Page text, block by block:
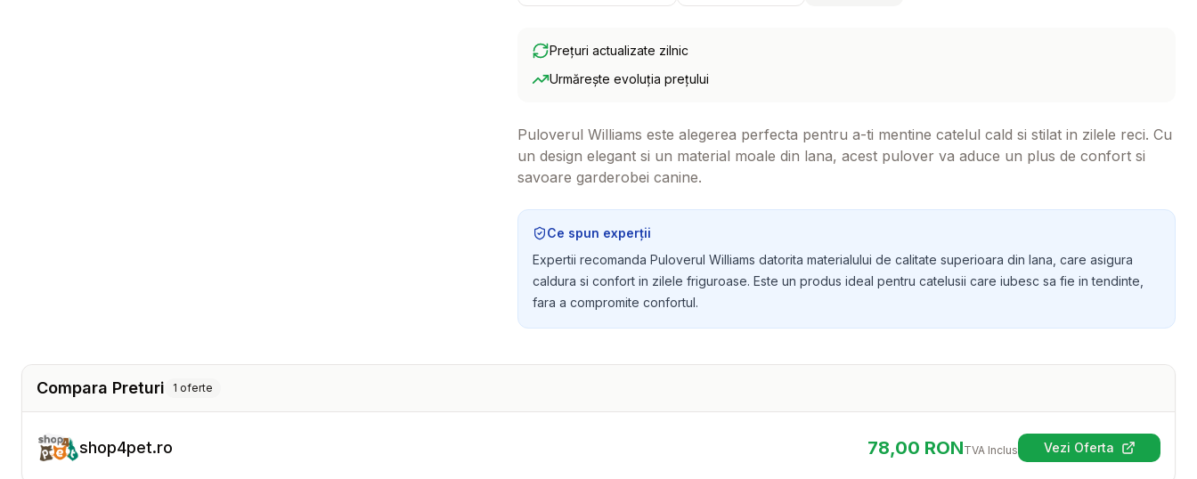
Prețuri actualizate zilnic
Urmărește evoluția prețului
Puloverul Williams este alegerea perfecta pentru a-ti mentine catelul cald si stilat in zilele reci. Cu
un design elegant si un material moale din lana, acest pulover va aduce un plus de confort si
savoare garderobei canine.
Ce spun experții
Expertii recomanda Puloverul Williams datorita materialului de calitate superioara din lana, care asigura
caldura si confort in zilele friguroase. Este un produs ideal pentru catelusii care iubesc sa fie in tendinte,
fara a compromite confortul.
Compara Preturi 1 oferte
shop4pet.ro 78,00 RONTVA Inclus Vezi Oferta(se deschide